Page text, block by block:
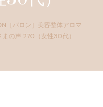
［バロン］美容整体アロマ
の声 270（女性30代）